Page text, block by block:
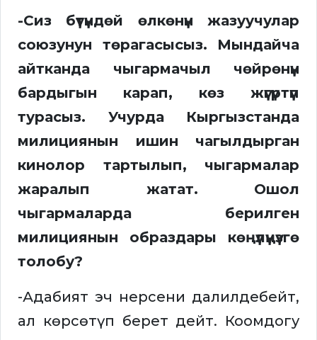
-Сиз бүтүндөй өлкөнүн жазуучулар
союзунун төрагасысыз. Мындайча
айтканда чыгармачыл чөйрөнүн
бардыгын карап, көз жүгүртүп
турасыз. Учурда Кыргызстанда
милициянын ишин чагылдырган
кинолор тартылып, чыгармалар
жаралып жатат. Ошол
чыгармаларда берилген
милициянын образдары көңүлүңүзгө
толобу?
-Адабият эч нерсени далилдебейт,
ал көрсөтүп берет дейт. Коомдогу